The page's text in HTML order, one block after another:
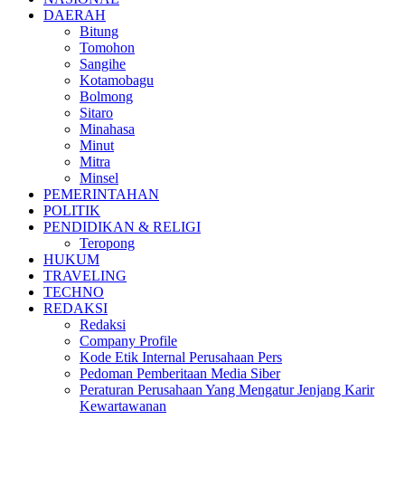
DAERAH
Bitung
Tomohon
Sangihe
Kotamobagu
Bolmong
Sitaro
Minahasa
Minut
Mitra
Minsel
PEMERINTAHAN
POLITIK
PENDIDIKAN & RELIGI
Teropong
HUKUM
TRAVELING
TECHNO
REDAKSI
Redaksi
Company Profile
Kode Etik Internal Perusahaan Pers
Pedoman Pemberitaan Media Siber
Peraturan Perusahaan Yang Mengatur Jenjang Karir
Kewartawanan